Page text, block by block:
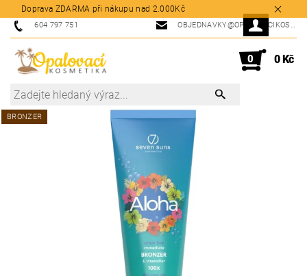
Doprava ZDARMA při nákupu nad 2.000Kč
604 797 751 OBJEDNAVKY@OPALOVACIKOSMETIKA.CZ
0 0 Kč
BRONZER